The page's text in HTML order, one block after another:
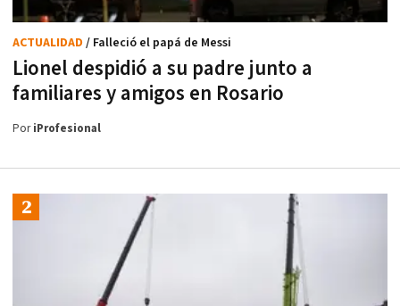
Lionel despidió a su padre junto a
familiares y amigos en Rosario
ACTUALIDAD / Falleció el papá de Messi
PoriProfesional